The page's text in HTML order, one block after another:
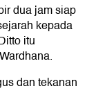
dua jam siap
kepada
itu
dan tekanan